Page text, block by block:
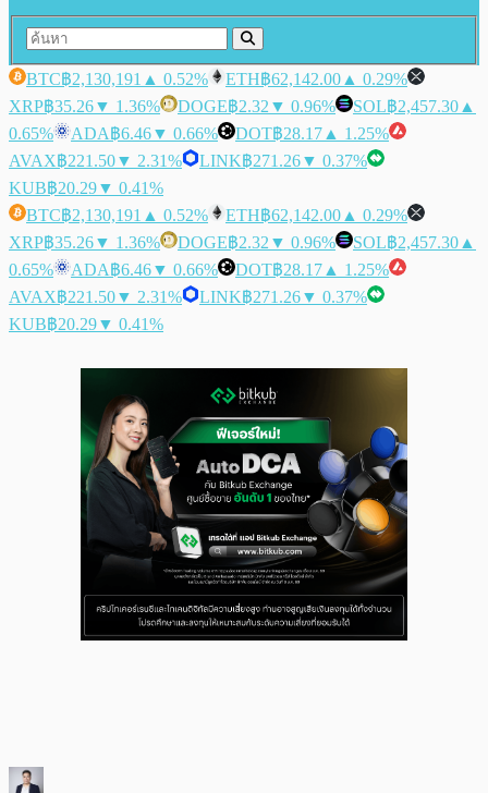
BTC฿2,130,191 ▲ 0.52% ETH฿62,142.00 ▲ 0.29%
XRP฿35.26▼ 1.36% DOGE฿2.32 ▼ 0.96% SOL฿2,457.30 ▲
0.65%
ADA฿6.46▼ 0.66% DOT฿28.17 ▲ 1.25%
AVAX฿221.50▼ 2.31% LINK฿271.26▼ 0.37%
KUB฿20.29▼ 0.41%
BTC฿2,130,191 ▲ 0.52% ETH฿62,142.00 ▲ 0.29%
XRP฿35.26▼ 1.36% DOGE฿2.32 ▼ 0.96% SOL฿2,457.30 ▲
0.65%
ADA฿6.46▼ 0.66% DOT฿28.17 ▲ 1.25%
AVAX฿221.50▼ 2.31% LINK฿271.26▼ 0.37%
KUB฿20.29▼ 0.41%